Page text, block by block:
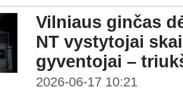
Vilniaus ginčas
NT vystytojai
gyventojai –
2026-06-17 10:21